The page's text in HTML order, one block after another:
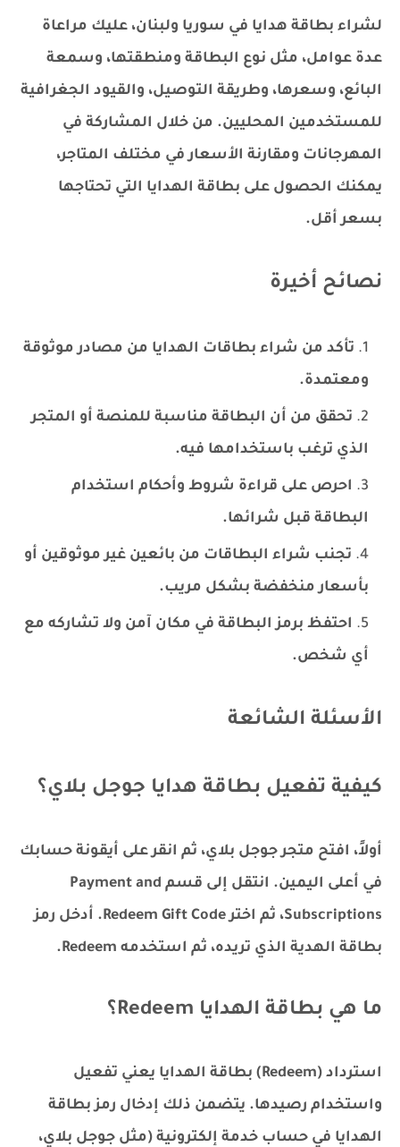
لشراء بطاقة هدايا في سوريا ولبنان، عليك مراعاة
عدة عوامل، مثل نوع البطاقة ومنطقتها، وسمعة
البائع، وسعرها، وطريقة التوصيل، والقيود الجغرافية
للمستخدمين المحليين. من خلال المشاركة في
المهرجانات ومقارنة الأسعار في مختلف المتاجر،
يمكنك الحصول على بطاقة الهدايا التي تحتاجها
بسعر أقل.
نصائح أخيرة
تأكد من شراء بطاقات الهدايا من مصادر موثوقة
ومعتمدة.
تحقق من أن البطاقة مناسبة للمنصة أو المتجر
الذي ترغب باستخدامها فيه.
احرص على قراءة شروط وأحكام استخدام
البطاقة قبل شرائها.
تجنب شراء البطاقات من بائعين غير موثوقين أو
بأسعار منخفضة بشكل مريب.
احتفظ برمز البطاقة في مكان آمن ولا تشاركه مع
أي شخص.
الأسئلة الشائعة
كيفية تفعيل بطاقة هدايا جوجل بلاي؟
أولاً، افتح متجر جوجل بلاي، ثم انقر على أيقونة حسابك
في أعلى اليمين. انتقل إلى قسم Payment and
Subscriptions، ثم اختر Redeem Gift Code. أدخل رمز
بطاقة الهدية الذي تريده، ثم استخدمه Redeem.
ما هي بطاقة الهدايا Redeem؟
استرداد (Redeem) بطاقة الهدايا يعني تفعيل
واستخدام رصيدها. يتضمن ذلك إدخال رمز بطاقة
الهدايا في حساب خدمة إلكترونية (مثل جوجل بلاي،